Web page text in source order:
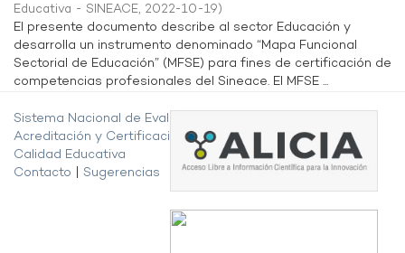
Educativa - SINEACE, 2022-10-19)
El presente documento describe al sector Educación y
desarrolla un instrumento denominado “Mapa Funcional
Sectorial de Educación” (MFSE) para fines de certificación de
competencias profesionales del Sineace. El MFSE ...
Sistema Nacional de Evaluación,
Acreditación y Certificación de la
Calidad Educativa
Contacto
Sugerencias